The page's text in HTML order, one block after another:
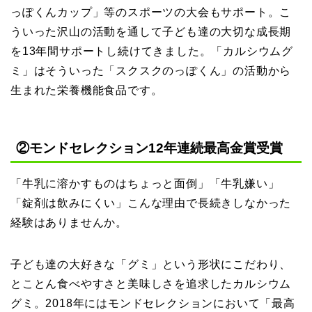
っぽくんカップ」等のスポーツの大会もサポート。こ
ういった沢山の活動を通して子ども達の大切な成長期
を13年間サポートし続けてきました。「カルシウムグ
ミ」はそういった「スクスクのっぽくん」の活動から
生まれた栄養機能食品です。
②モンドセレクション12年連続最高金賞受賞
「牛乳に溶かすものはちょっと面倒」「牛乳嫌い」
「錠剤は飲みにくい」こんな理由で長続きしなかった
経験はありませんか。
子ども達の大好きな「グミ」という形状にこだわり、
とことん食べやすさと美味しさを追求したカルシウム
グミ。2018年にはモンドセレクションにおいて「最高